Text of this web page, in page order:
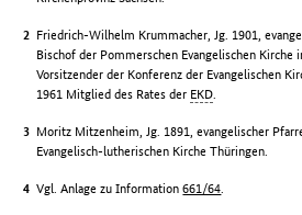
Friedrich-Wilhelm Krummacher, Jg. 1901,
Bischof der Pommerschen Evangelischen Kirche
Vorsitzender der Konferenz der Evangelischen
1961 Mitglied des Rates der EKD.
Moritz Mitzenheim, Jg. 1891, evangelischer
Evangelisch-lutherischen Kirche Thüringen.
Vgl. Anlage zu Information661/64.